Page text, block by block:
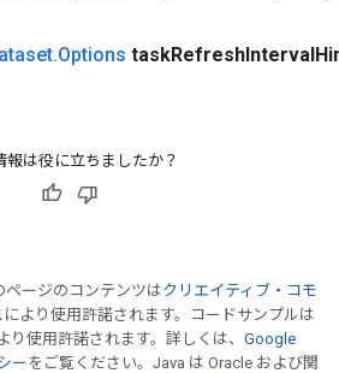
.Options taskRefreshInterval
報は役に立ちましたか？
ージのコンテンツはクリエイティブ・コモ
により使用許諾されます。コードサンプルは
り使用許諾されます。詳しくは、 Google
ー をご覧ください。Java は Oracle および関